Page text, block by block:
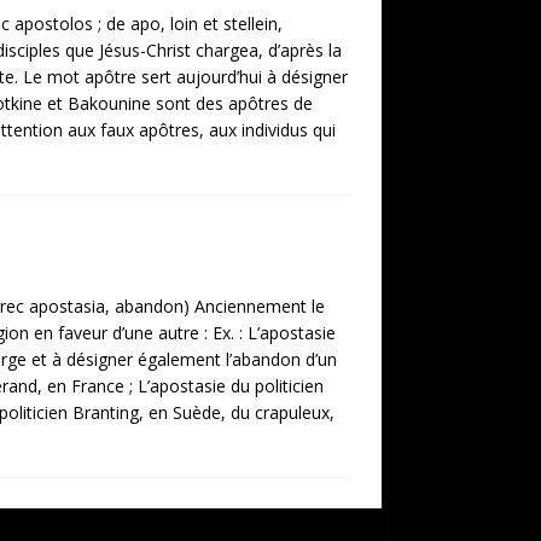
apostolos ; de apo, loin et stellein,
que Jésus-Christ chargea, d’après la
Le mot apôtre sert aujourd’hui à désigner
et Bakounine sont des apôtres de
aux faux apôtres, aux individus qui
apostasia, abandon) Anciennement le
en faveur d’une autre : Ex. : L’apostasie
et à désigner également l’abandon d’un
en France ; L’apostasie du politicien
Branting, en Suède, du crapuleux,